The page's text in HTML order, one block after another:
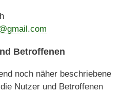
Betroffenen
noch näher beschriebene
Nutzer und Betroffenen